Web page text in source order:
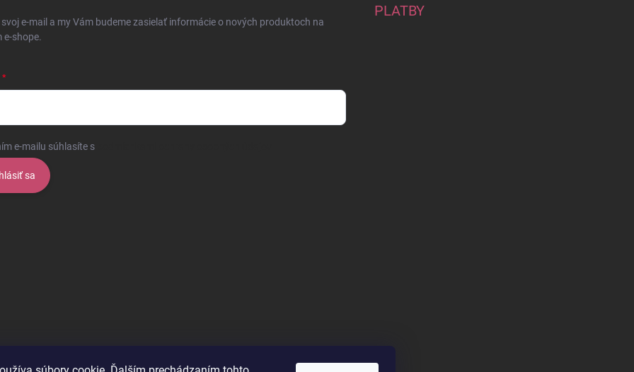
e-mail a my Vám budeme zasielať informácie o nových produktoch na
e-shope.
e-mailu súhlasíte s
sa
PLATBY